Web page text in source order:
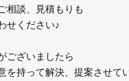
相談、見積もりも
せください♪
ございましたら
を持って解決、提案させて